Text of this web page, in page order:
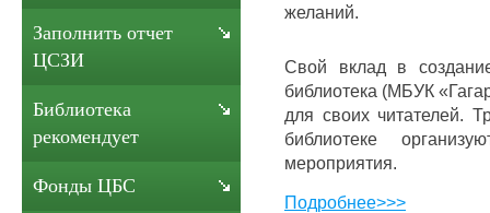
желаний.
Свой вклад в
библиотека (МБУК
для своих читателей.
библиотеке
мероприятия.
Подробнее>>>
Заполнить отчет
ЦСЗИ
Библиотека
рекомендует
Фонды ЦБС